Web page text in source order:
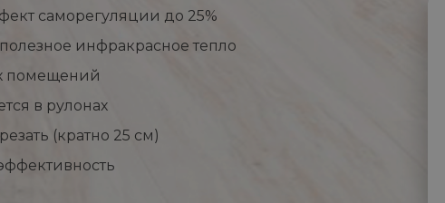
саморегуляции до 25%
инфракрасное тепло
помещений
в рулонах
(кратно 25 см)